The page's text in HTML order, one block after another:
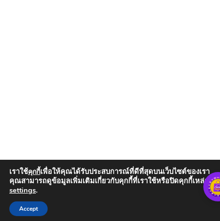
เราใช้คุกกี้เพื่อให้คุณได้รับประสบการณ์ที่ดีที่สุดบนเว็บไซต์ของเรา
คุณสามารถดูข้อมูลเพิ่มเติมเกี่ยวกับคุกกี้ที่เราใช้หรือปิดคุกกี้เหล่านั้น
settings.
Accept